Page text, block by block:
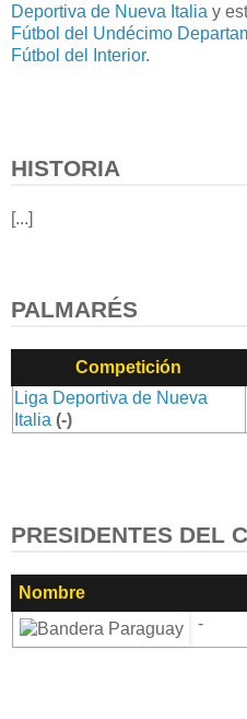
Deportiva de Nueva Italia y
Fútbol del Undécimo
Fútbol del Interior.
HISTORIA
[...]
PALMARÉS
Competición
Liga Deportiva de Nueva
Italia (-)
PRESIDENTES DEL
Nombre
-